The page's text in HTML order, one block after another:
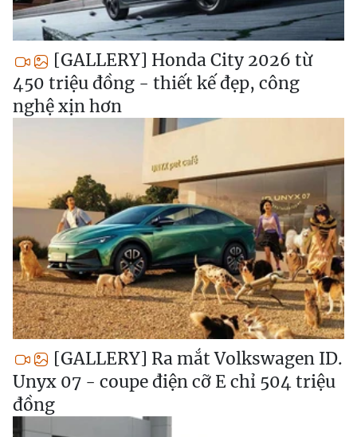
[GALLERY] Honda City 2026 từ
450 triệu đồng - thiết kế đẹp, công
nghệ xịn hơn
[GALLERY] Ra mắt Volkswagen ID.
Unyx 07 - coupe điện cỡ E chỉ 504 triệu
đồng